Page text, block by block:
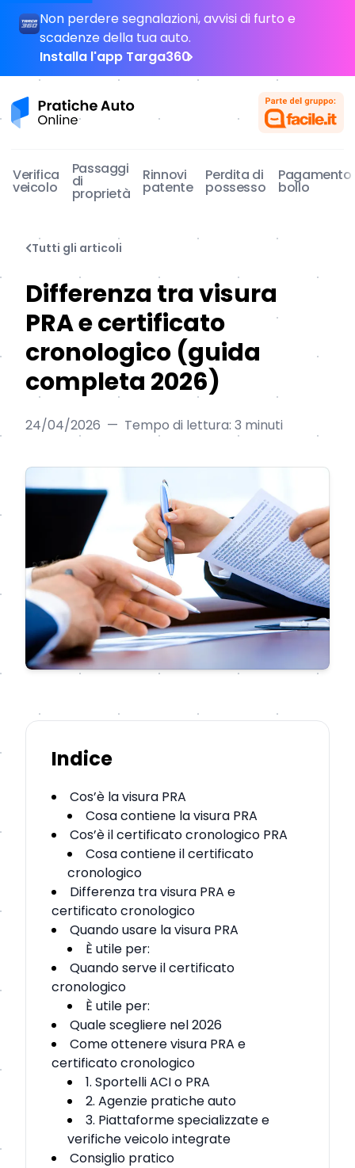
Non perdere segnalazioni, avvisi di furto e
scadenze della tua auto.
Installa l'app Targa360
Pratiche Auto Online
Verifica
veicolo
Passaggi
di
proprietà
Rinnovi
patente
Perdita di
possesso
Pagamento
bollo
Tutti gli articoli
Differenza tra visura
PRA e certificato
cronologico (guida
completa 2026)
24/04/2026 — Tempo di lettura: 3 minuti
Indice
Cos’è la visura PRA
Cosa contiene la visura PRA
Cos’è il certificato cronologico PRA
Cosa contiene il certificato
cronologico
Differenza tra visura PRA e
certificato cronologico
Quando usare la visura PRA
È utile per:
Quando serve il certificato
cronologico
È utile per:
Quale scegliere nel 2026
Come ottenere visura PRA e
certificato cronologico
1. Sportelli ACI o PRA
2. Agenzie pratiche auto
3. Piattaforme specializzate e
verifiche veicolo integrate
Consiglio pratico